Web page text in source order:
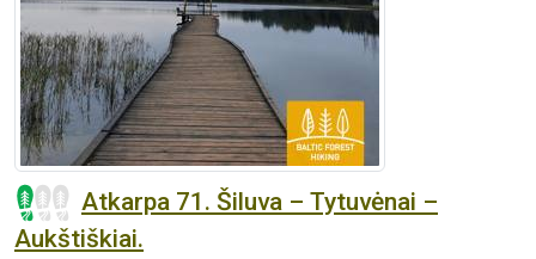
Atkarpa 71. Šiluva – Tytuvėnai –
Aukštiškiai.